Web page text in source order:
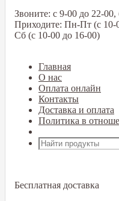
Звоните: с 9-00 до 22-
Приходите: Пн-Пт (с 10-
Сб (с 10-00 до 16-00)
Главная
О нас
Оплата онлайн
Контакты
Доставка и оплата
Политика в
Бесплатная доставка